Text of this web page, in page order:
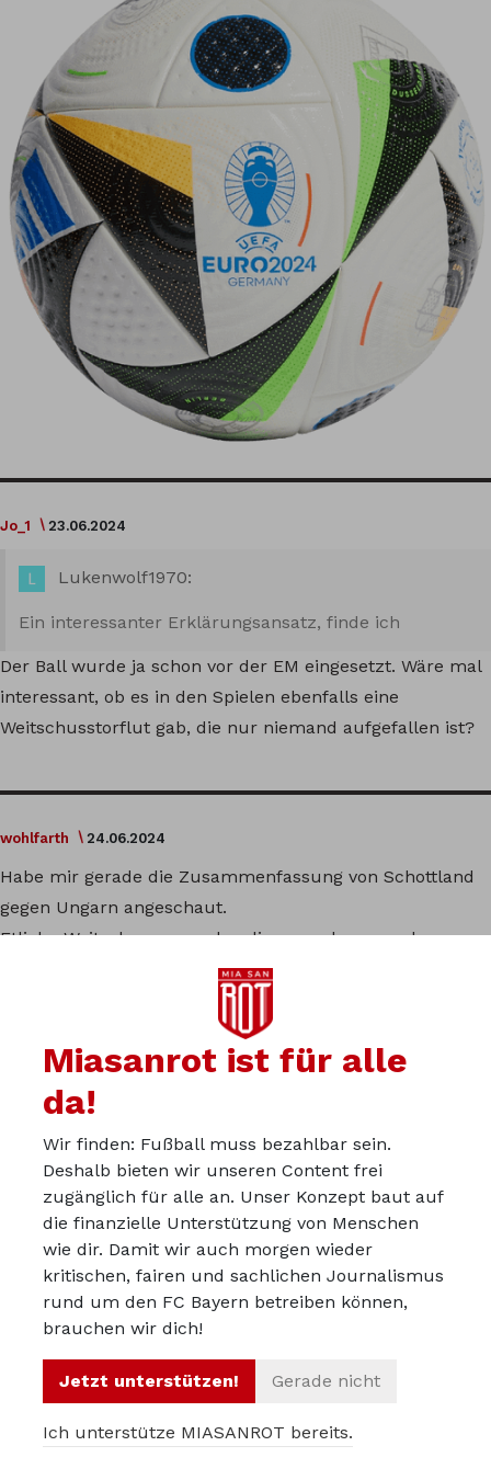
Jo_1 23.06.2024
Lukenwolf1970:
Ein interessanter Erklärungsansatz, finde ich
Der Ball wurde ja schon vor der EM eingesetzt. Wäre mal
interessant, ob es in den Spielen ebenfalls eine
Weitschusstorflut gab, die nur niemand aufgefallen ist?
wohlfarth 24.06.2024
Habe mir gerade die Zusammenfassung von Schottland
gegen Ungarn angeschaut.
Etliche Weitschussversuche, die man aber nur als
erbärmlich bezeichnen kann. Unmögliche Winkel und
Entfernungen, dazu noch grundsätzlich in den zweiten
Stock gejagt. Das waren größtenteils Verzweiflungstaten.
So kann man Statistiken auch verfälschen.
24.06.2024
Ungläubiger! Ketzer!
Wage nicht die neue Realität anzuzweifeln.
Aus der Ferne schießen ist das oberste Gebot!
Du kannst in der Miasanrot-
Miasanrot ist für alle
da!
Wir finden: Fußball muss bezahlbar sein.
Deshalb bieten wir unseren Content frei
zugänglich für alle an. Unser Konzept baut auf
die finanzielle Unterstützung von Menschen
wie dir. Damit wir auch morgen wieder
kritischen, fairen und sachlichen Journalismus
rund um den FC Bayern betreiben können,
brauchen wir dich!
Jetzt unterstützen! Gerade nicht
Ich unterstütze MIASANROT bereits.